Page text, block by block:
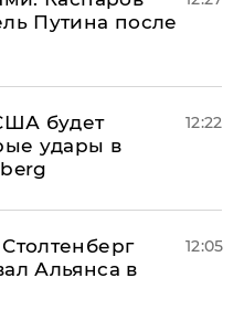
Путина после
будет
удары в
12:22
Альянса в
12:05